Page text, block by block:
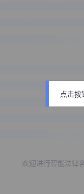
欢迎进行智能法律
点击按